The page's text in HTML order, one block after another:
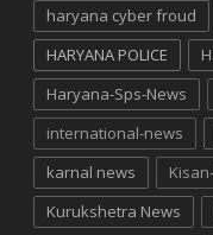
haryana cyber froud
HARYANA POLICE
Haryana-Sps-News
international-news
karnal news
Kurukshetra News